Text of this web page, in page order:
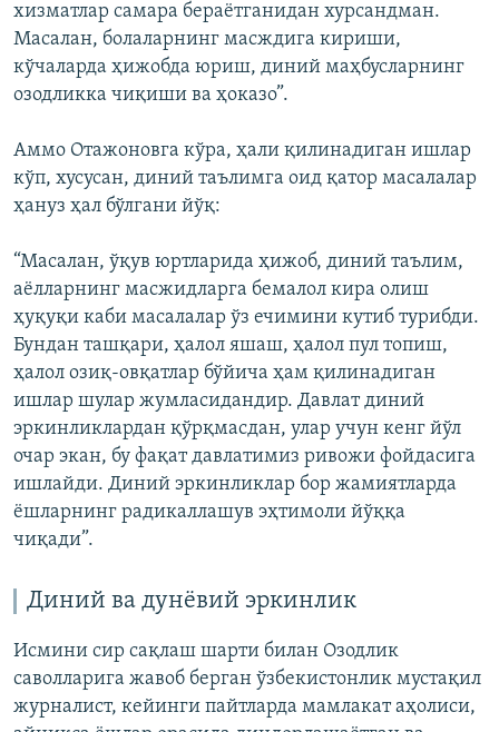
хизматлар самара бераётганидан хурсандман.
Масалан, болаларнинг масждига кириши,
кўчаларда ҳижобда юриш, диний маҳбусларнинг
озодликка чиқиши ва ҳоказо”.
Аммо Отажоновга кўра, ҳали қилинадиган ишлар
кўп, хусусан, диний таълимга оид қатор масалалар
ҳануз ҳал бўлгани йўқ:
“Масалан, ўқув юртларида ҳижоб, диний таълим,
аёлларнинг масжидларга бемалол кира олиш
ҳуқуқи каби масалалар ўз ечимини кутиб турибди.
Бундан ташқари, ҳалол яшаш, ҳалол пул топиш,
ҳалол озиқ-овқатлар бўйича ҳам қилинадиган
ишлар шулар жумласидандир. Давлат диний
эркинликлардан қўрқмасдан, улар учун кенг йўл
очар экан, бу фақат давлатимиз ривожи фойдасига
ишлайди. Диний эркинликлар бор жамиятларда
ёшларнинг радикаллашув эҳтимоли йўққа
чиқади”.
Диний ва дунёвий эркинлик
Исмини сир сақлаш шарти билан Озодлик
саволларига жавоб берган ўзбекистонлик мустақил
журналист, кейинги пайтларда мамлакат аҳолиси,